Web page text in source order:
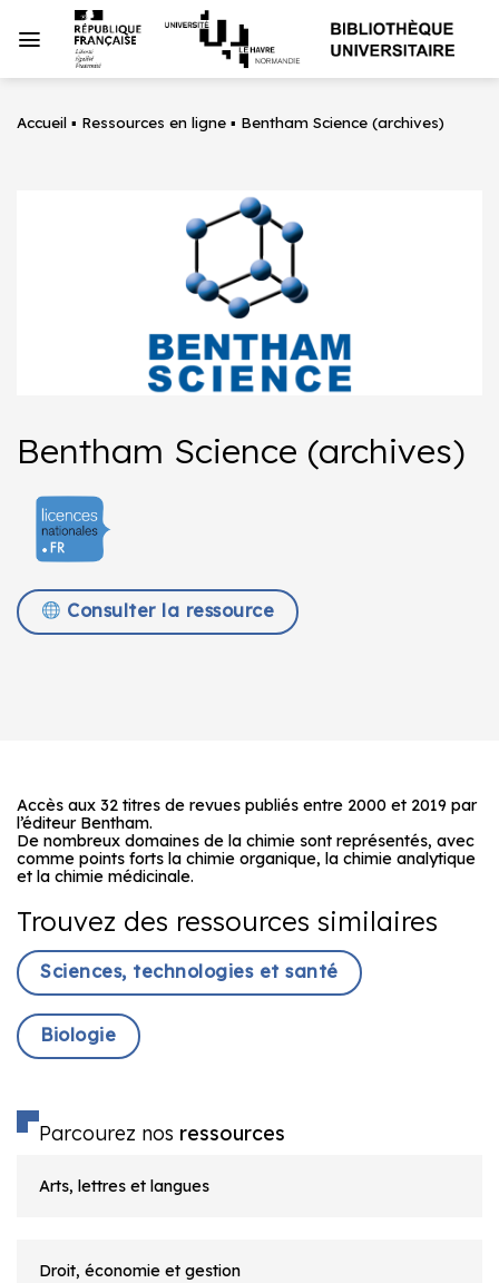
au
Accueil ▪ Ressources en ligne ▪ Bentham Science (archives)
Bentham Science (archives)
Consulter la ressource
Accès aux 32 titres de revues publiés entre 2000 et 2019 par
l’éditeur Bentham.
De nombreux domaines de la chimie sont représentés, avec
comme points forts la chimie organique, la chimie analytique
et la chimie médicinale.
Trouvez des ressources similaires
Sciences, technologies et santé
Biologie
Parcourez nos ressources
Arts, lettres et langues
Droit, économie et gestion